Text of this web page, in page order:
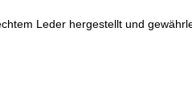
Leder hergestellt und